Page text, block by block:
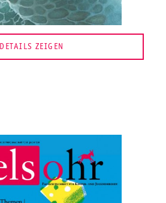
DETAILS ZEIGEN